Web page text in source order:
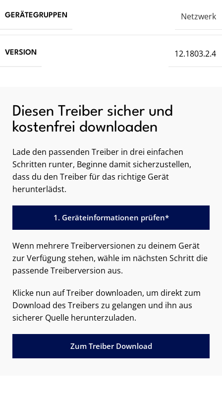
GERÄTEGRUPPEN Netzwerk
VERSION 12.1803.2.4
Diesen Treiber sicher und
kostenfrei downloaden
Lade den passenden Treiber in drei einfachen
Schritten runter, Beginne damit sicherzustellen,
dass du den Treiber für das richtige Gerät
herunterlädst.
1. Geräteinformationen prüfen*
Wenn mehrere Treiberversionen zu deinem Gerät
zur Verfügung stehen, wähle im nächsten Schritt die
passende Treiberversion aus.
Klicke nun auf Treiber downloaden, um direkt zum
Download des Treibers zu gelangen und ihn aus
sicherer Quelle herunterzuladen.
Zum Treiber Download